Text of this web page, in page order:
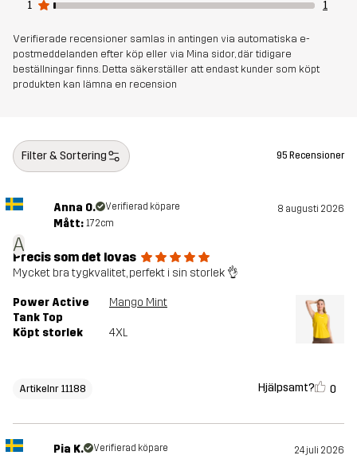
Artikelnummer 11188_2001
1
1
Verifierade recensioner samlas in antingen via automatiska e-
postmeddelanden efter köp eller via Mina sidor, där tidigare
beställningar finns. Detta säkerställer att endast kunder som köpt
produkten kan lämna en recension
Filter & Sortering 95 Recensioner
A
Anna O. Verifierad köpare 8 augusti 2026
Mått: 172cm
Precis som det lovas
Mycket bra tygkvalitet, perfekt i sin storlek 👌
Power Active
Tank Top
Mango Mint
Köpt storlek 4XL
Artikelnr 11188 Hjälpsamt? 0
Pia K. Verifierad köpare 24 juli 2026